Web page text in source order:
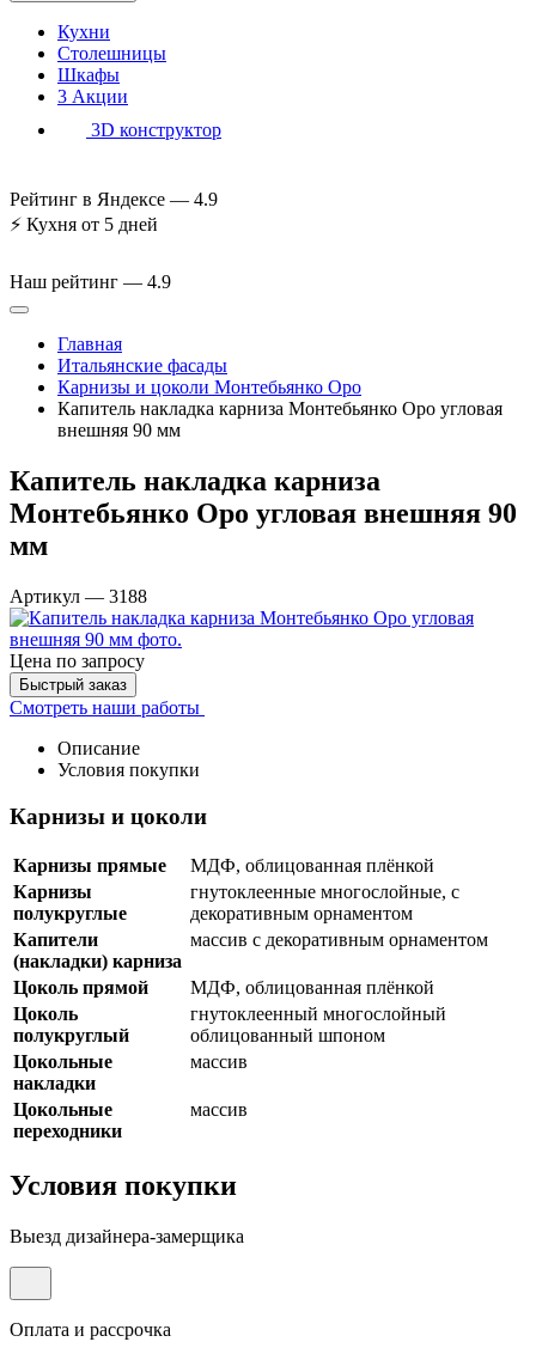
Кухни
Столешницы
Шкафы
3 Акции
3D конструктор
Рейтинг в Яндексе — 4.9
⚡ Кухня от 5 дней
Наш рейтинг — 4.9
Главная
Итальянские фасады
Карнизы и цоколи Монтебьянко Оро
Капитель накладка карниза Монтебьянко Оро угловая
внешняя 90 мм
Капитель накладка карниза
Монтебьянко Оро угловая внешняя 90
мм
Артикул — 3188
Цена по запросу
Быстрый заказ
Смотреть наши работы
Описание
Условия покупки
Карнизы и цоколи
Карнизы прямые
МДФ, облицованная плёнкой
Карнизы
полукруглые
гнутоклеенные многослойные, с
декоративным орнаментом
Капители
(накладки) карниза
массив с декоративным орнаментом
Цоколь прямой
МДФ, облицованная плёнкой
Цоколь
полукруглый
гнутоклеенный многослойный
облицованный шпоном
Цокольные
накладки
массив
Цокольные
переходники
массив
Условия покупки
Выезд дизайнера-замерщика
Оплата и рассрочка